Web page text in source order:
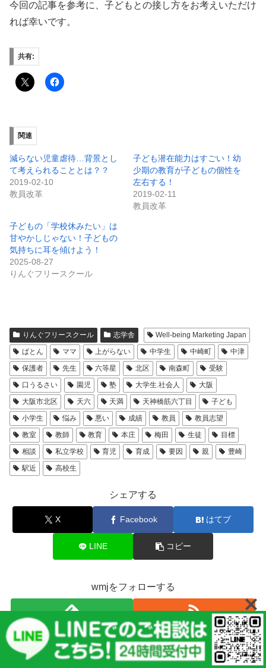
今回の記事を参考に、子どもとの接し方をお考えいただけ
れば幸いです。
共有:
関連
減らない児童虐待…背景とし
て考えられることとは？？
2019-02-10
教員改革
子ども潜在能力はすごい！幼
少期の教育が子どもの個性を
左右する！
2019-02-11
教員改革
子どもの「学校休みたい」は
甘やかしじゃない！子どもの
気持ちに耳を傾けよう！
2025-08-27
りんぐフリースクール
りんぐフリースクール 志学舎
Well-being Marketing Japan
ばとん
ママ 上がらない 中学生 中崎町
中津
保護者
先生 六等星 北区 南森町
受験
口うるさい
園児 塾 大学生.社会人
大阪
大阪市北区
天六 天満 天神橋筋六丁目
子ども
小学生
悩み 悪い 成績 教員
教員志望
教室
教師 教育 本庄 梅田 生徒
目標
相談
私立学校 育児 育成 要因 親
豊崎
駅近
高校生
シェアする
X Facebook はてブ
LINE コピー
wmjをフォローする
wmj
メニュー ホーム 検索 トップ